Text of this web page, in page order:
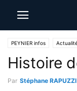
PEYNIER infos
Histoire
Par Stéphane RAPUZZI